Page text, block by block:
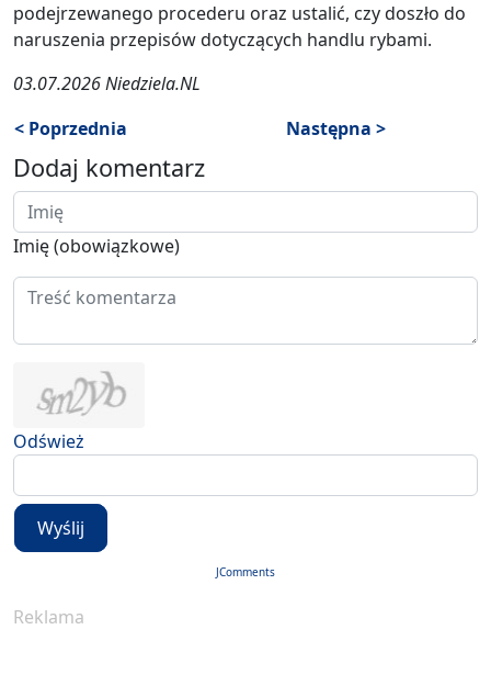
podejrzewanego procederu oraz ustalić, czy doszło do
naruszenia przepisów dotyczących handlu rybami.
03.07.2026 Niedziela.NL
< Poprzednia
Następna >
Dodaj komentarz
Imię (obowiązkowe)
Odśwież
Wyślij
JComments
Reklama